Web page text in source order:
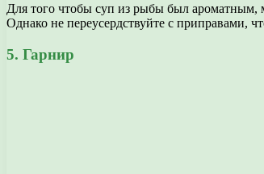
Для того чтобы суп из рыбы был ароматным,
Однако не переусердствуйте с приправами,
5. Гарнир